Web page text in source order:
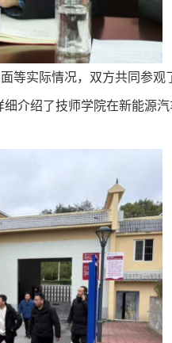
等实际情况，双方共同参观
细介绍了技师学院在新能源